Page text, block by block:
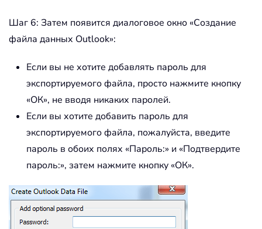
Шаг 6: Затем появится диалоговое окно «Создание
файла данных Outlook»:
Если вы не хотите добавлять пароль для
экспортируемого файла, просто нажмите кнопку
«ОК», не вводя никаких паролей.
Если вы хотите добавить пароль для
экспортируемого файла, пожалуйста, введите
пароль в обоих полях «Пароль:» и «Подтвердите
пароль:», затем нажмите кнопку «ОК».